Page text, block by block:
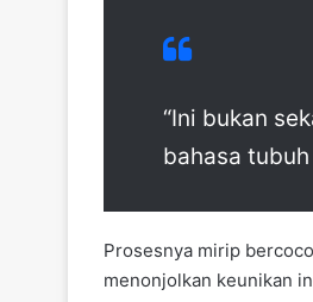
“Ini bukan
bahasa
Prosesnya mirip
menonjolkan keunikan